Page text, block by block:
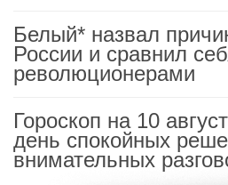
Белый* назвал
России и сравнил
революционерами
Гороскоп на 10
день спокойных
внимательных